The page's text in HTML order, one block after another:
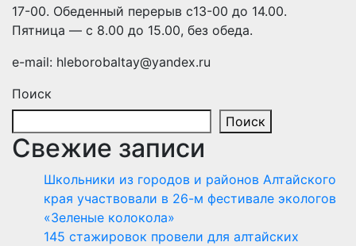
17-00. Обеденный перерыв с13-00 до 14.00.
Пятница — с 8.00 до 15.00, без обеда.
e-mail: hleborobaltay@yandex.ru
Поиск
Поиск
Свежие записи
Школьники из городов и районов Алтайского
края участвовали в 26-м фестивале экологов
«Зеленые колокола»
145 стажировок провели для алтайских